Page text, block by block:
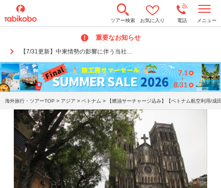
ツアー検索 お気に入り 電話 メニュー
重要なお知らせ
【7/31更新】中東情勢の影響に伴う当社…
o
n
a
v
i
g
a
t
i
海外旅行・ツアーTOP > アジア > ベトナム > 【燃油サーチャージ込み】【ベトナム航空利用/